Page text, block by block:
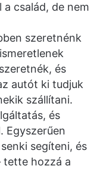
család, de nem
szeretnénk
és
autót ki tudjuk
szállítani.
és
Egyszerűen
segíteni, és
tette hozzá a